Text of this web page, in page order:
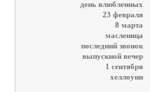
день влюбленных
23 февраля
8 марта
масленица
последний звонок
выпускной вечер
1 сентября
хеллоуин